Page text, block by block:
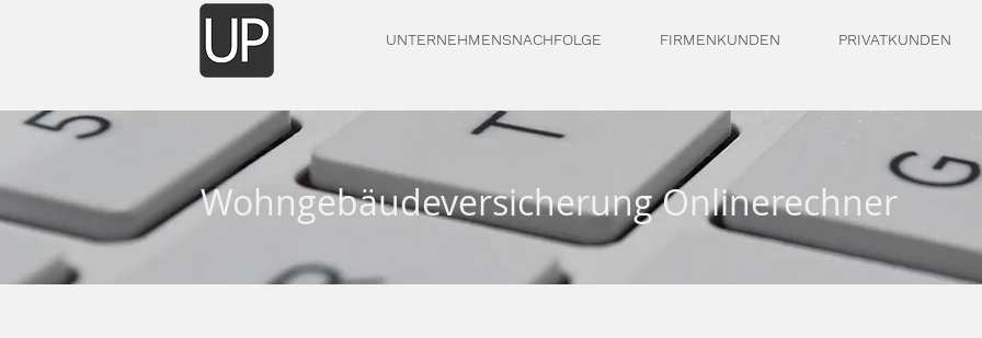
UNTERNEHMENSNACHFOLGE FIRMENKUNDEN PRIVATKUNDEN
Wohngebäudeversicherung Onlinerechner